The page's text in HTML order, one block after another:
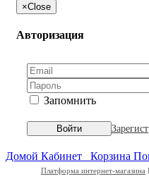
×Close
Авторизация
Запомнить
Войти
Домой Кабинет Корзина
Платформа интернет-магазина